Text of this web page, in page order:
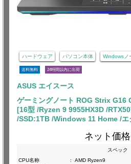
ハードウェア パソコン本体 Windowsノ
送料無料 24時間以内に出荷
ASUS エイスース
ゲーミングノート ROG Strix G16
[16型 /Ryzen 9 9955HX3D /
/SSD:1TB /Windows 11 Home /エ
ネット価格
スペック
CPU名称
:
AMD Ryzen9